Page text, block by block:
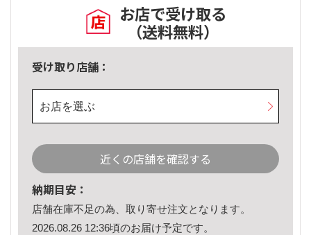
お店で受け取る
（送料無料）
受け取り店舗：
お店を選ぶ
近くの店舗を確認する
納期目安：
店舗在庫不足の為、取り寄せ注文となります。
2026.08.26 12:36頃のお届け予定です。